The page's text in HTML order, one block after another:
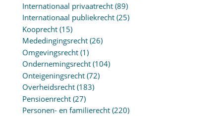
Internationaal privaatrecht(89)
Internationaal publiekrecht(25)
Kooprecht(15)
Mededingingsrecht(26)
Omgevingsrecht(1)
Ondernemingsrecht(104)
Onteigeningsrecht(72)
Overheidsrecht(183)
Pensioenrecht(27)
Personen- en familierecht(220)